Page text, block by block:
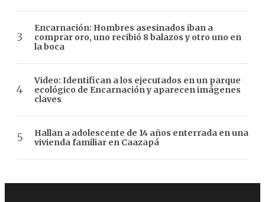
Encarnación: Hombres asesinados iban a
comprar oro, uno recibió 8 balazos y otro uno en
la boca
Video: Identifican a los ejecutados en un parque
ecológico de Encarnación y aparecen imágenes
claves
Hallan a adolescente de 14 años enterrada en una
vivienda familiar en Caazapá